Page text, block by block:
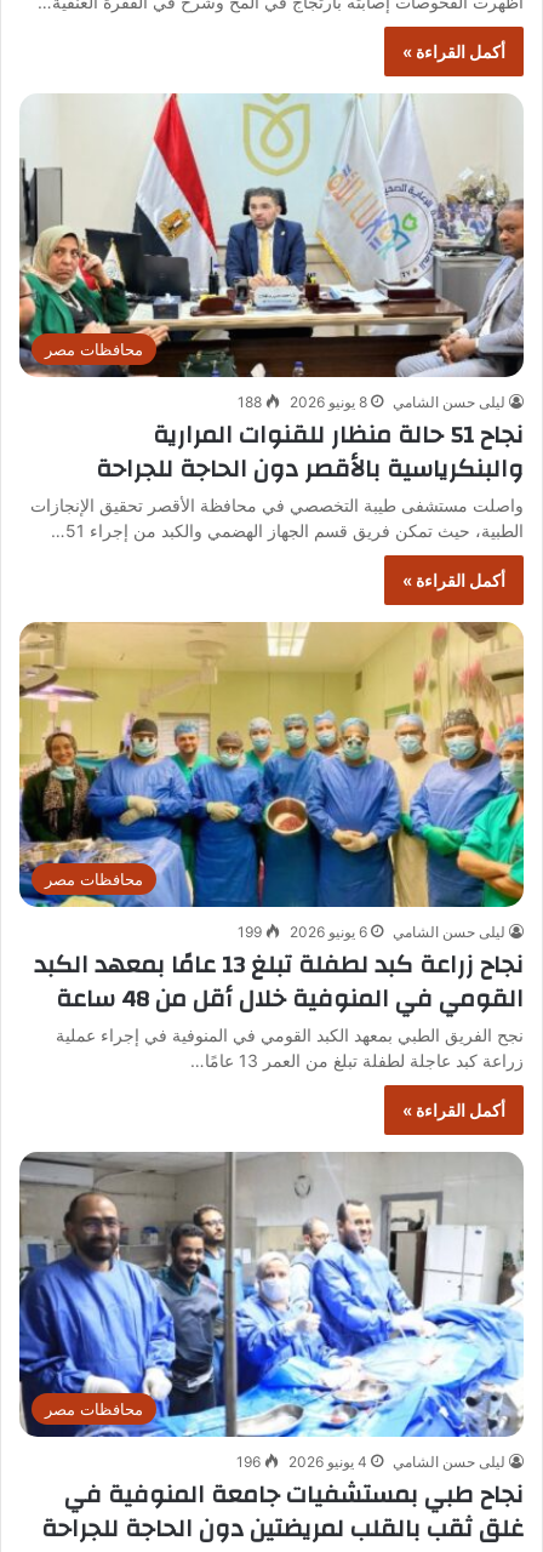
أكمل القراءة »
محافظات مصر
ليلى حسن الشامي 8 يونيو 2026 188
نجاح 51 حالة منظار للقنوات المرارية
والبنكرياسية بالأقصر دون الحاجة للجراحة
واصلت مستشفى طيبة التخصصي في محافظة الأقصر تحقيق الإنجازات
الطبية، حيث تمكن فريق قسم الجهاز الهضمي والكبد من إجراء 51…
أكمل القراءة »
محافظات مصر
ليلى حسن الشامي 6 يونيو 2026 199
نجاح زراعة كبد لطفلة تبلغ 13 عامًا بمعهد الكبد
القومي في المنوفية خلال أقل من 48 ساعة
نجح الفريق الطبي بمعهد الكبد القومي في المنوفية في إجراء عملية
زراعة كبد عاجلة لطفلة تبلغ من العمر 13 عامًا…
أكمل القراءة »
محافظات مصر
ليلى حسن الشامي 4 يونيو 2026 196
نجاح طبي بمستشفيات جامعة المنوفية في
غلق ثقب بالقلب لمريضتين دون الحاجة للجراحة